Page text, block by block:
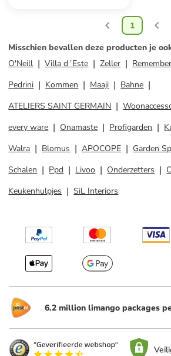
1
Misschien bevallen deze producten je
O'Neill
Villa d´Este Zeller Remember
Pedrini
Kommen Maaji
Bahne
ATELIERS SAINT GERMAIN
every ware
Onamaste Profigarden
Walra
Blomus APOCOPE Garden
Schalen
Ppd Livoo Onderzetters
Keukenhulpjes
SiL Interiors
6.2 million limango packages